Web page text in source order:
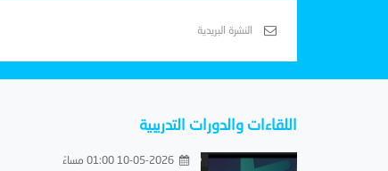
اللقاءات والدورات التدريبية